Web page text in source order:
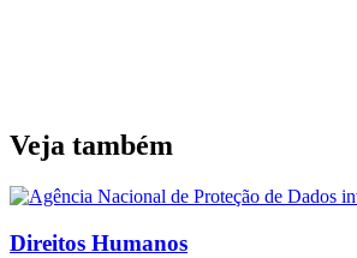
Veja também
Direitos Humanos